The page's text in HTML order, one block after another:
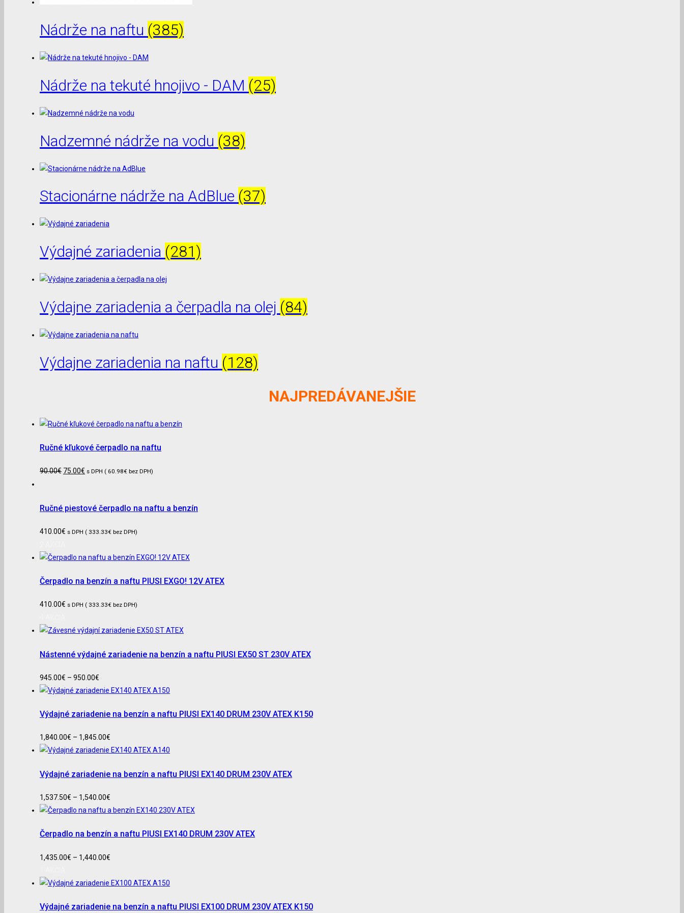
Nádrže na naftu (385)
Nádrže na tekuté hnojivo - DAM (25)
Nadzemné nádrže na vodu (38)
Stacionárne nádrže na AdBlue (37)
Výdajné zariadenia (281)
Výdajne zariadenia a čerpadla na olej (84)
Výdajne zariadenia na naftu (128)
NAJPREDÁVANEJŠIE
Ručné kľukové čerpadlo na naftu
90.00€ 75.00€ s DPH ( 60.98€ bez DPH)
Ručné piestové čerpadlo na naftu a benzín
410.00€ s DPH ( 333.33€ bez DPH)
Čerpadlo na benzín a naftu PIUSI EXGO! 12V ATEX
410.00€ s DPH ( 333.33€ bez DPH)
Nástenné výdajné zariadenie na benzín a naftu PIUSI EX50 ST 230V ATEX
945.00€ – 950.00€
Výdajné zariadenie na benzín a naftu PIUSI EX140 DRUM 230V ATEX K150
1,840.00€ – 1,845.00€
Výdajné zariadenie na benzín a naftu PIUSI EX140 DRUM 230V ATEX
1,537.50€ – 1,540.00€
Čerpadlo na benzín a naftu PIUSI EX140 DRUM 230V ATEX
1,435.00€ – 1,440.00€
Výdajné zariadenie na benzín a naftu PIUSI EX100 DRUM 230V ATEX K150